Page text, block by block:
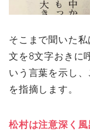
そこまで聞いた
文を8文字おきに
いう言葉を示し
を指摘します。
松村は注意深く